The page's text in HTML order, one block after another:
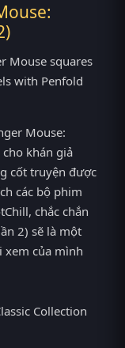
Mouse squares
with Penfold
Mouse:
cho khán giả
cốt truyện được
các bộ phim
chắc chắn
2) sẽ là một
xem của mình